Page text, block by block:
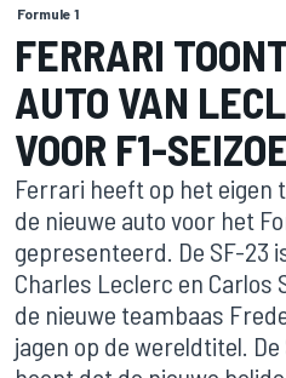
Formule 1
FERRARI
AUTO VAN
VOOR F1-
Ferrari heeft op het eigen
de nieuwe auto voor het
gepresenteerd. De SF-23
Charles Leclerc en Carlos
de nieuwe teambaas
jagen op de wereldtitel.